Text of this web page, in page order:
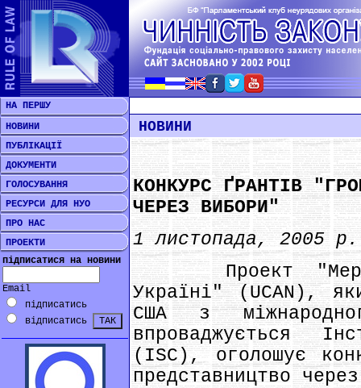
НА ПЕРШУ
НОВИНИ
ПУБЛІКАЦІЇ
ДОКУМЕНТИ
ГОЛОСУВАННЯ
РЕСУРСИ ДЛЯ НУО
ПРО НАС
ПРОЕКТИ
підписатися на новини
Email
підписатись
відписатись
НОВИНИ
КОНКУРС ҐРАНТІВ
ЧЕРЕЗ ВИБОРИ"
1 листопада, 2005 р.
Проект "Мережа
Україні" (UCAN),
США з
впроваджується
(ISC), оголошує
представництво